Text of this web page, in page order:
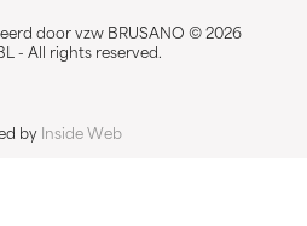
door vzw BRUSANO © 2026
- All rights reserved.
by Inside Web